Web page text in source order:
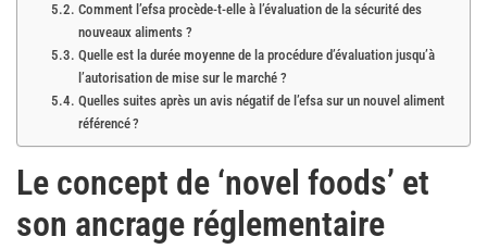
Comment l’efsa procède-t-elle à l’évaluation de la sécurité des
nouveaux aliments ?
Quelle est la durée moyenne de la procédure d’évaluation jusqu’à
l’autorisation de mise sur le marché ?
Quelles suites après un avis négatif de l’efsa sur un nouvel aliment
référencé ?
Le concept de ‘novel foods’ et
son ancrage réglementaire